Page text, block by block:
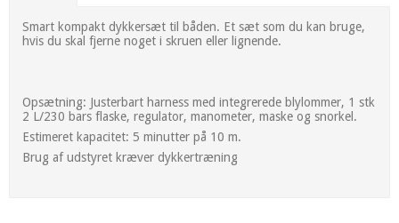
Smart kompakt dykkersæt til båden. Et sæt som du kan bruge,
hvis du skal fjerne noget i skruen eller lignende.
Opsætning: Justerbart harness med integrerede blylommer, 1 stk
2 L/230 bars flaske, regulator, manometer, maske og snorkel.
Estimeret kapacitet: 5 minutter på 10 m.
Brug af udstyret kræver dykkertræning